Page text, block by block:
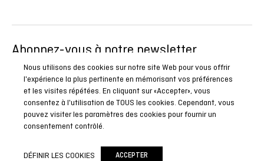
Abonnez-vous à notre newsletter
Soyez le premier à connaître toutes nos actualités, reportages
et promotions spéciales.
ABONNEZ-VOUS
Inverse Inverse custom
Nous utilisons des cookies sur notre site Web pour vous offrir
l'expérience la plus pertinente en mémorisant vos préférences
et les visites répétées. En cliquant sur «Accepter», vous
consentez à l'utilisation de TOUS les cookies. Cependant, vous
pouvez visiter les paramètres des cookies pour fournir un
consentement contrôlé.
DÉFINIR LES COOKIES ACCEPTER